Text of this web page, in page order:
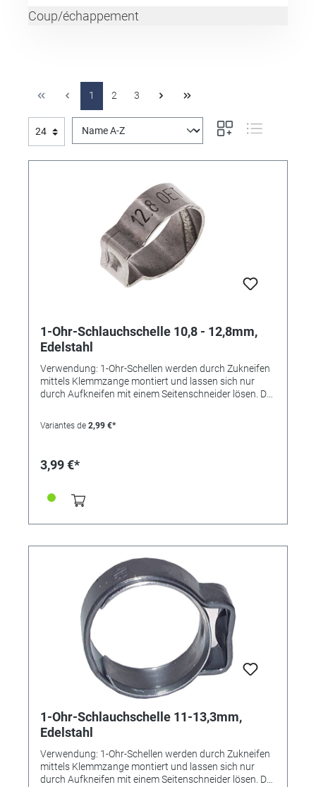
Coup/échappement
1 2 3
1-Ohr-Schlauchschelle 10,8 - 12,8mm,
Edelstahl
Verwendung: 1-Ohr-Schellen werden durch Zukneifen
mittels Klemmzange montiert und lassen sich nur
durch Aufkneifen mit einem Seitenschneider lösen. Der
weichen und empfindlichen oder sehr steifen
selbst nach, •keine überstehenden Gewindezungen
Variantes de 2,99 €*
3,99 €*
1-Ohr-Schlauchschelle 11-13,3mm,
Edelstahl
Verwendung: 1-Ohr-Schellen werden durch Zukneifen
mittels Klemmzange montiert und lassen sich nur
durch Aufkneifen mit einem Seitenschneider lösen. Der